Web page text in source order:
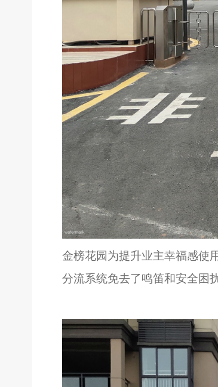
金榜花园为提升业主幸福感使
分流系统免去了鸣笛和安全困扰